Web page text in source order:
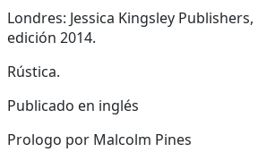
Londres: Jessica Kingsley
edición 2014.
Rústica.
Publicado en inglés
Prologo por Malcolm Pines